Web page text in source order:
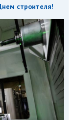
строителя!